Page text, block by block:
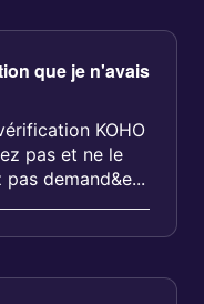
que je n'avais
KOHO
pas et ne le
demand&e...